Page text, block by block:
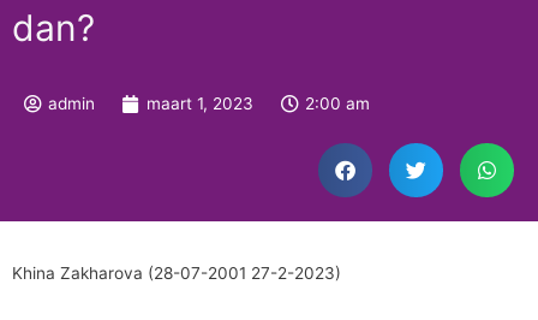
dan?
admin maart 1, 2023 2:00 am
Khina Zakharova (28-07-2001 27-2-2023)